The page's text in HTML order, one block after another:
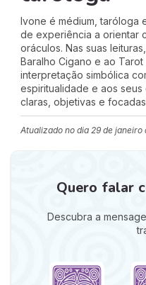
Ivone é médium, taróloga
de experiência a orientar
oráculos. Nas suas
Baralho Cigano e ao
interpretação simbólica
espiritualidade e aos
claras, objetivas e
Atualizado no dia 29 de janeiro
Quero falar
Descubra a